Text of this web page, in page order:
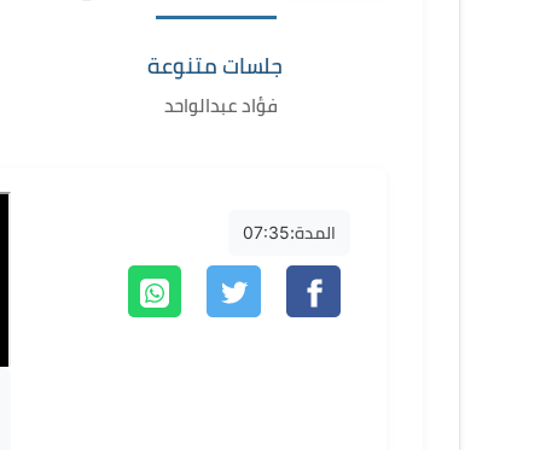
جلسات متنوعة
فؤاد عبدالواحد
المدة:07:35